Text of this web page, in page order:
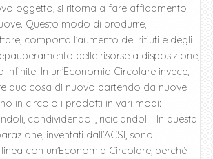
oggetto, si ritorna a fare affidamento
Questo modo di produrre,
comporta l’aumento dei rifiuti e degli
delle risorse a disposizione,
infinite. In un’Economia Circolare invece,
qualcosa di nuovo partendo da nuove
in circolo i prodotti in vari modi:
condividendoli, riciclandoli. In questa
inventati dall’ACSI, sono
con un’Economia Circolare, perché